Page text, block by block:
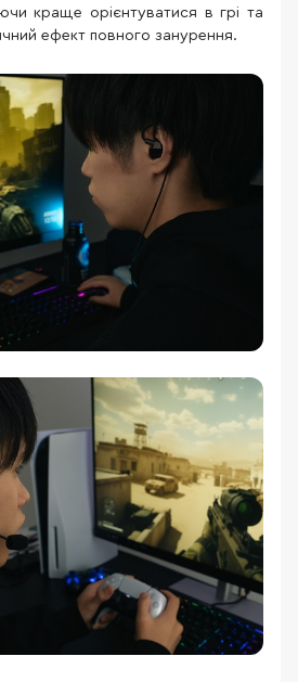
краще орієнтуватися в грі та
ефект повного занурення.